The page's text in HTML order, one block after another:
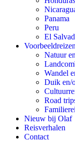
Panama
Peru
El
Voorbeeldreizen
Natuur
Wandel
Duik en/
Road
Nieuw bij Olaf
Reisverhalen
Contact